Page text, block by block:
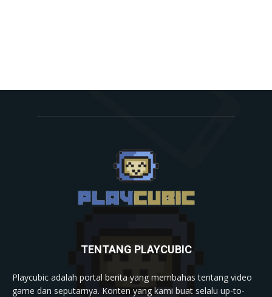
TENTANG PLAYCUBIC
Playcubic adalah portal berita yang membahas tentang video
game dan seputarnya. Konten yang kami buat selalu up-to-